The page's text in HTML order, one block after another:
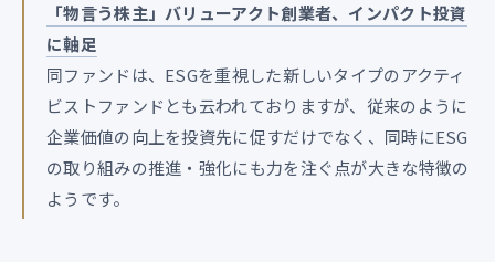
「物言う株主」バリューアクト創業者、インパクト投資
に軸足
同ファンドは、ESGを重視した新しいタイプのアクティ
ビストファンドとも云われておりますが、従来のように
企業価値の向上を投資先に促すだけでなく、同時にESG
の取り組みの推進・強化にも力を注ぐ点が大きな特徴の
ようです。